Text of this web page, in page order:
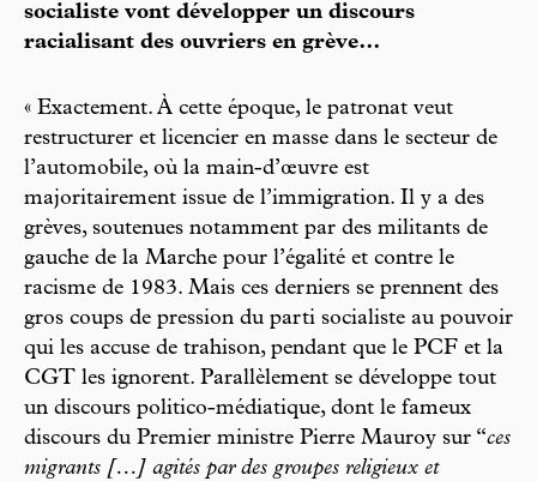
socialiste vont développer un discours
racialisant des ouvriers en grève…
« Exactement. À cette époque, le patronat veut
restructurer et licencier en masse dans le secteur de
l’automobile, où la main-d’œuvre est
majoritairement issue de l’immigration. Il y a des
grèves, soutenues notamment par des militants de
gauche de la Marche pour l’égalité et contre le
racisme de 1983. Mais ces derniers se prennent des
gros coups de pression du parti socialiste au pouvoir
qui les accuse de trahison, pendant que le PCF et la
CGT les ignorent. Parallèlement se développe tout
un discours politico-médiatique, dont le fameux
discours du Premier ministre Pierre Mauroy sur “ces
migrants […] agités par des groupes religieux et